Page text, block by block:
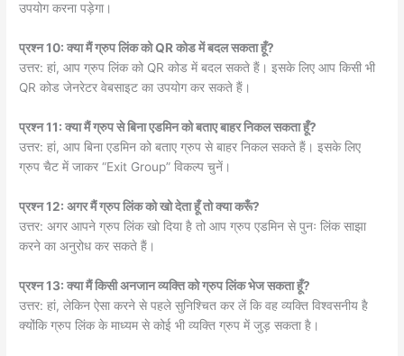
उपयोग करना पड़ेगा।
प्रश्न 10: क्या मैं ग्रुप लिंक को QR कोड में बदल सकता हूँ?
उत्तर: हां, आप ग्रुप लिंक को QR कोड में बदल सकते हैं। इसके लिए आप किसी भी
QR कोड जेनरेटर वेबसाइट का उपयोग कर सकते हैं।
प्रश्न 11: क्या मैं ग्रुप से बिना एडमिन को बताए बाहर निकल सकता हूँ?
उत्तर: हां, आप बिना एडमिन को बताए ग्रुप से बाहर निकल सकते हैं। इसके लिए
ग्रुप चैट में जाकर “Exit Group” विकल्प चुनें।
प्रश्न 12: अगर मैं ग्रुप लिंक को खो देता हूँ तो क्या करूँ?
उत्तर: अगर आपने ग्रुप लिंक खो दिया है तो आप ग्रुप एडमिन से पुनः लिंक साझा
करने का अनुरोध कर सकते हैं।
प्रश्न 13: क्या मैं किसी अनजान व्यक्ति को ग्रुप लिंक भेज सकता हूँ?
उत्तर: हां, लेकिन ऐसा करने से पहले सुनिश्चित कर लें कि वह व्यक्ति विश्वसनीय है
क्योंकि ग्रुप लिंक के माध्यम से कोई भी व्यक्ति ग्रुप में जुड़ सकता है।